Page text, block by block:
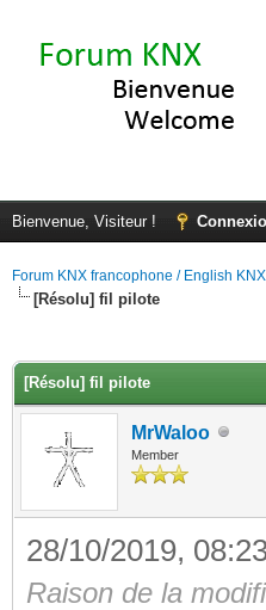
Bienvenue, Visiteur !
Forum KNX francophone / English
[Résolu] fil pilote
[Résolu] fil pilote
MrWaloo
Member
28/10/2019,
Raison de la